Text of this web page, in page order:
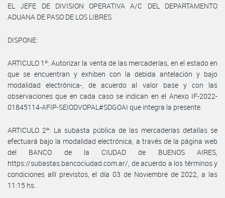
EL JEFE DE DIVISION OPERATIVA A/C DEL DEPARTAMENTO
ADUANA DE PASO DE LOS LIBRES
DISPONE:
ARTICULO 1º: Autorizar la venta de las mercaderías, en el estado en
que se encuentran y exhiben con la debida antelación y bajo
modalidad electrónica-, de acuerdo al valor base y con las
observaciones que en cada caso se indican en el Anexo IF-2022-
01845114-AFIP-SEIODVOPAL#SDGOAI que integra la presente.
ARTICULO 2º: La subasta pública de las mercaderías detallas se
efectuará bajo la modalidad electrónica, a través de la página web
del BANCO de la CIUDAD de BUENOS AIRES,
https://subastas.bancociudad.com.ar/, de acuerdo a los términos y
condiciones allí previstos, el día 03 de Noviembre de 2022, a las
11:15 hs.